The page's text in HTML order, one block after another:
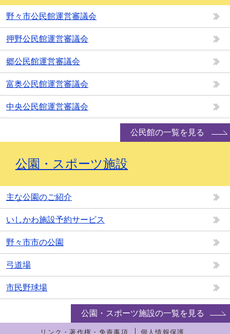
野々市公民館運営審議会
押野公民館運営審議会
郷公民館運営審議会
富奥公民館運営審議会
中央公民館運営審議会
公民館の一覧を見る
公園・スポーツ施設
主な公園のご紹介
いしかわ施設予約サービス
野々市市の公園
弓道場
市民野球場
公園・スポーツ施設の一覧を見る
リンク・著作権・免責事項
個人情報保護